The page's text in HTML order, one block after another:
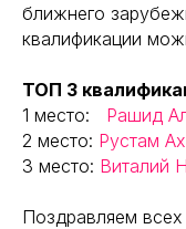
ближнего
квалификации
TOП 3
1 место: Рашид
2 место: Рустам
3 место: Виталий
Поздравляем